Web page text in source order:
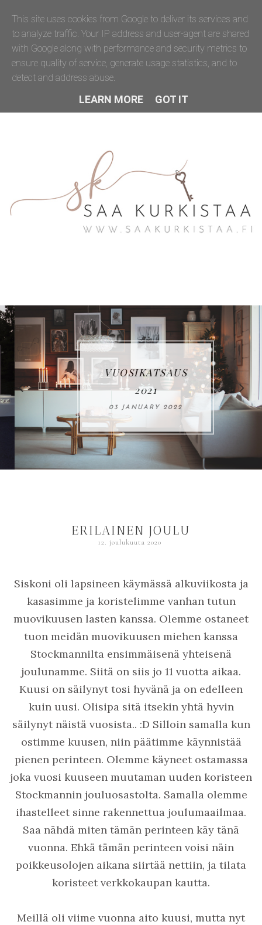
VUOSIKATSAUS
2021
03 JANUARY 2022
ERILAINEN JOULU
12. joulukuuta 2020
Siskoni oli lapsineen käymässä alkuviikosta ja
kasasimme ja koristelimme vanhan tutun
muovikuusen lasten kanssa. Olemme ostaneet
tuon meidän muovikuusen miehen kanssa
Stockmannilta ensimmäisenä yhteisenä
joulunamme. Siitä on siis jo 11 vuotta aikaa.
Kuusi on säilynyt tosi hyvänä ja on edelleen
kuin uusi. Olisipa sitä itsekin yhtä hyvin
säilynyt näistä vuosista.. :D Silloin samalla kun
ostimme kuusen, niin päätimme käynnistää
pienen perinteen. Olemme käyneet ostamassa
joka vuosi kuuseen muutaman uuden koristeen
Stockmannin jouluosastolta. Samalla olemme
ihastelleet sinne rakennettua joulumaailmaa.
Saa nähdä miten tämän perinteen käy tänä
vuonna. Ehkä tämän perinteen voisi näin
poikkeusolojen aikana siirtää nettiin, ja tilata
koristeet verkkokaupan kautta.
Meillä oli viime vuonna aito kuusi, mutta nyt
This site uses cookies from Google to deliver its services and
to analyze traffic. Your IP address and user-agent are shared
with Google along with performance and security metrics to
ensure quality of service, generate usage statistics, and to
detect and address abuse.
LEARN MORE GOT IT